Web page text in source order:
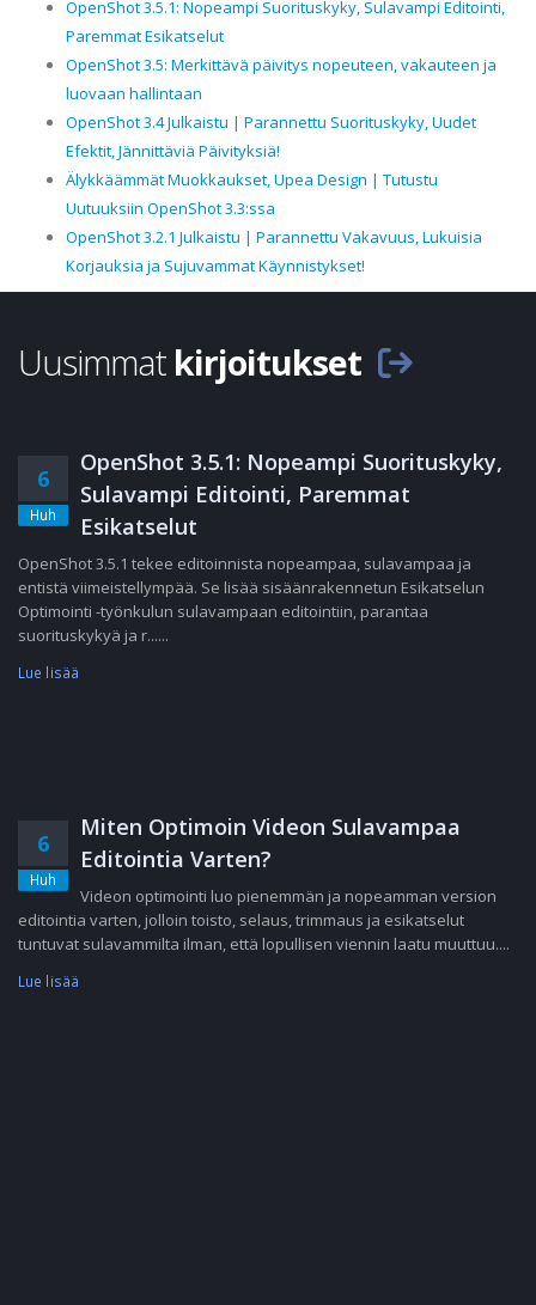
OpenShot 3.5.1: Nopeampi Suorituskyky, Sulavampi Editointi,
Paremmat Esikatselut
OpenShot 3.5: Merkittävä päivitys nopeuteen, vakauteen ja
luovaan hallintaan
OpenShot 3.4 Julkaistu | Parannettu Suorituskyky, Uudet
Efektit, Jännittäviä Päivityksiä!
Älykkäämmät Muokkaukset, Upea Design | Tutustu
Uutuuksiin OpenShot 3.3:ssa
OpenShot 3.2.1 Julkaistu | Parannettu Vakavuus, Lukuisia
Korjauksia ja Sujuvammat Käynnistykset!
Uusimmat kirjoitukset
6
Huh
OpenShot 3.5.1: Nopeampi Suorituskyky,
Sulavampi Editointi, Paremmat
Esikatselut
OpenShot 3.5.1 tekee editoinnista nopeampaa, sulavampaa ja
entistä viimeistellympää. Se lisää sisäänrakennetun Esikatselun
Optimointi -työnkulun sulavampaan editointiin, parantaa
suorituskykyä ja r......
Lue lisää
6
Huh
Miten Optimoin Videon Sulavampaa
Editointia Varten?
Videon optimointi luo pienemmän ja nopeamman version
editointia varten, jolloin toisto, selaus, trimmaus ja esikatselut
tuntuvat sulavammilta ilman, että lopullisen viennin laatu muuttuu....
Lue lisää